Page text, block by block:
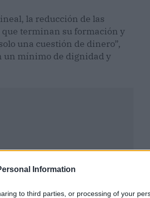
Information
to third parties, or processing of your
la reducción de las
terminan su formación y
una cuestión de dinero”,
un mínimo de dignidad y